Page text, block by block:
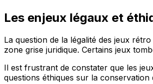
Les enjeux légaux et
La question de la légalité des jeux
zone grise juridique. Certains jeux
Il est frustrant de constater que les
questions éthiques sur la